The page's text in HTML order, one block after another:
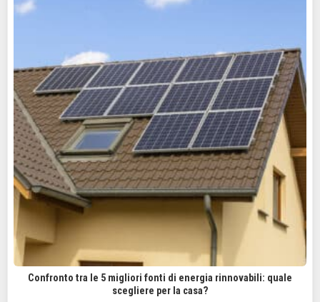
Confronto tra le 5 migliori fonti di energia rinnovabili: quale
scegliere per la casa?